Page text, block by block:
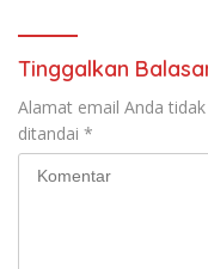
Tinggalkan
Alamat email Anda
ditandai *